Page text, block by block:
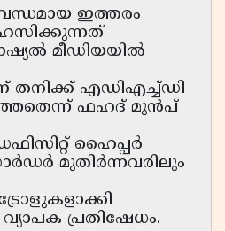
ഇത്തരം
മീഡിയയിൽ
തനിക്ക് എഡിഎച്ച്ഡി
ഫഹദ് മുൻപ്
ഹൈപ്പർ
മുതിർന്നവരിലും
വ്യാപക പ്രതിഷേധം.